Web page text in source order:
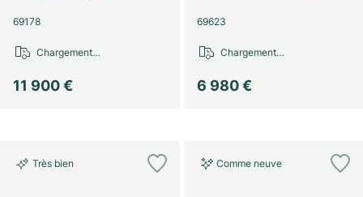
69178
11 900 €
Chargement…
69623
6 980 €
Chargement…
Très bien Comme neuve